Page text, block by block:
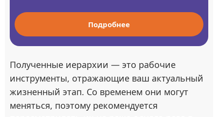
Подробнее
Полученные иерархии — это рабочие
инструменты, отражающие ваш актуальный
жизненный этап. Со временем они могут
меняться, поэтому рекомендуется